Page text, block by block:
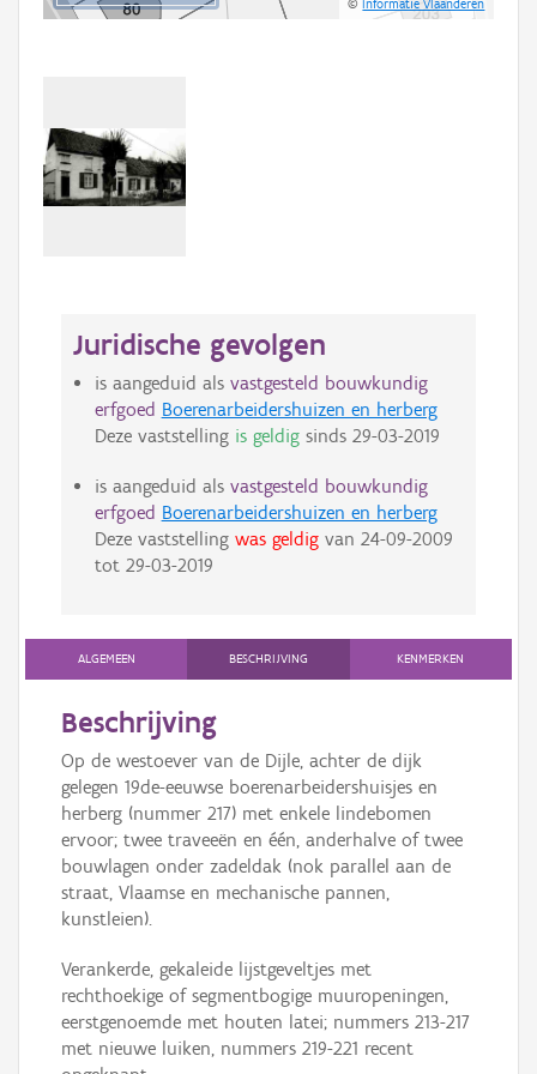
©Informatie Vlaanderen
Juridische gevolgen
is aangeduid als vastgesteld bouwkundig
erfgoed Boerenarbeidershuizen en herberg
Deze vaststelling is geldigsinds 29-03-2019
is aangeduid als vastgesteld bouwkundig
erfgoed Boerenarbeidershuizen en herberg
Deze vaststelling was geldigvan 24-09-2009
tot 29-03-2019
ALGEMEEN BESCHRIJVING KENMERKEN
Beschrijving
Op de westoever van de Dijle, achter de dijk
gelegen 19de-eeuwse boerenarbeidershuisjes en
herberg (nummer 217) met enkele lindebomen
ervoor; twee traveeën en één, anderhalve of twee
bouwlagen onder zadeldak (nok parallel aan de
straat, Vlaamse en mechanische pannen,
kunstleien).
Verankerde, gekaleide lijstgeveltjes met
rechthoekige of segmentbogige muuropeningen,
eerstgenoemde met houten latei; nummers 213-217
met nieuwe luiken, nummers 219-221 recent